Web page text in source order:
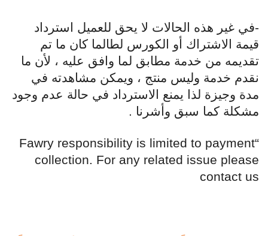
-في غير هذه الحالات لا يحق للعميل استرداد
قيمة الاشتراك أو الكورس لطالما كان ما تم
تقديمه من خدمة مطابق لما وافق عليه ، لأن ما
نقدم خدمة وليس منتج ، ويمكن مشاهدته في
مدة وجيزة لذا يمنع الاسترداد في حالة عدم وجود
مشكلة كما سبق وأشرنا .
“Fawry responsibility is limited to payment
collection. For any related issue please
contact us